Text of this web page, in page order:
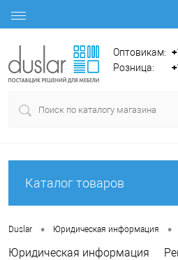
Оптовикам:
Розница:
Каталог товаров
Duslar • Юридическая информация •
Юридическая информация